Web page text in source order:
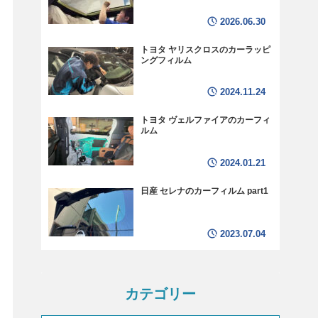
2026.06.30
トヨタ ヤリスクロスのカーラッピ
ングフィルム
2024.11.24
トヨタ ヴェルファイアのカーフィ
ルム
2024.01.21
日産 セレナのカーフィルム part1
2023.07.04
カテゴリー